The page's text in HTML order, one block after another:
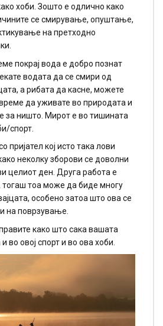
хоби. Зошто е одлично како
се смирување, опуштање,
на претходно
покрај вода е добро познат
водата да се смири од
а рибата да касне, можете
да уживате во природата и
за ништо. Мирот е во тишината
спорт.
пријател кој исто така лови
неколку зборови се доволни
целиот ден. Друга работа е
тогаш тоа може да биде многу
особено затоа што ова се
на поврзување.
како што сака вашата
во овој спорт и во ова хоби.